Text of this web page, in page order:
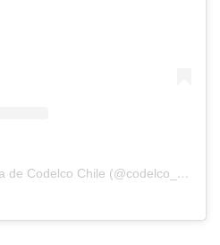
Una publicación compartida de Codelco Chile (@codelco_chile)